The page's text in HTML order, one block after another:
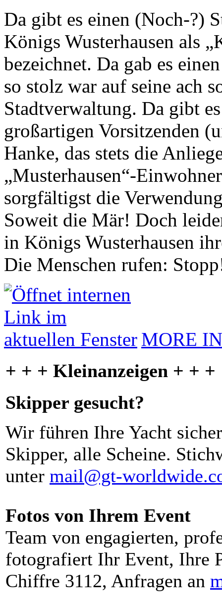
Da gibt es einen (Noch-?)
Königs Wusterhausen als
bezeichnet. Da gab es
so stolz war auf seine ach
Stadtverwaltung. Da gibt
großartigen Vorsitzenden
Hanke, das stets die
„Musterhausen“-
sorgfältigst die
Soweit die Mär! Doch
in Königs Wusterhausen
Die Menschen rufen:
MORE
+ + + Kleinanzeigen + + +
Skipper gesucht?
Wir führen Ihre Yacht
Skipper, alle Scheine.
unter mail@gt-
Fotos von Ihrem Event
Team von engagierten,
fotografiert Ihr Event, Ihre
Chiffre 3112, Anfragen an